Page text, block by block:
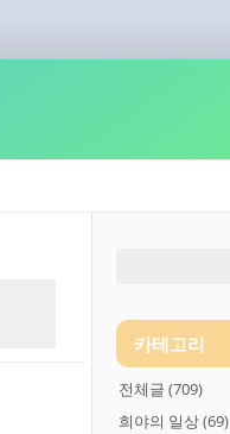
카테고리
전체글 (709)
희야의 일상(69)